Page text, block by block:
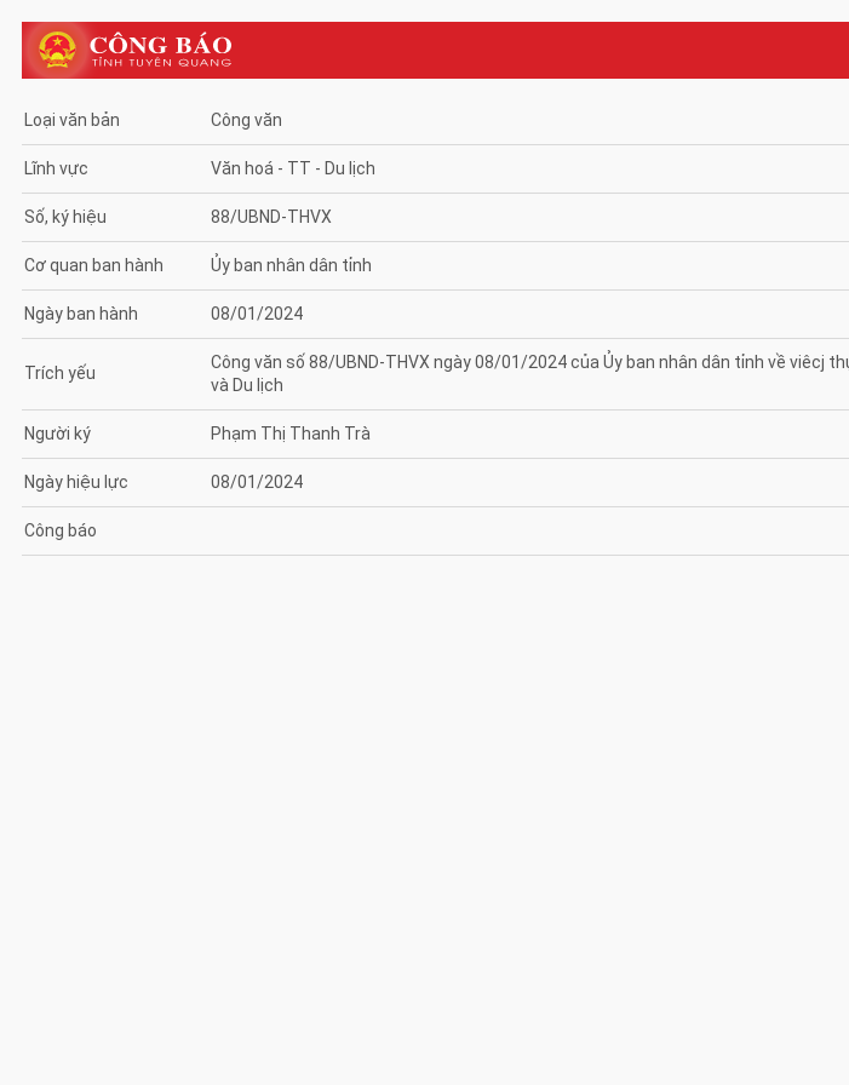
Loại văn bản Công văn
Lĩnh vực Văn hoá - TT - Du lịch
Số, ký hiệu 88/UBND-THVX
Cơ quan ban hành Ủy ban nhân dân tỉnh
Ngày ban hành 08/01/2024
Trích yếu
Công văn số 88/UBND-THVX ngày 08/01/2024 của Ủy ban nhân dân tỉnh về
và Du lịch
Người ký Phạm Thị Thanh Trà
Ngày hiệu lực 08/01/2024
Công báo